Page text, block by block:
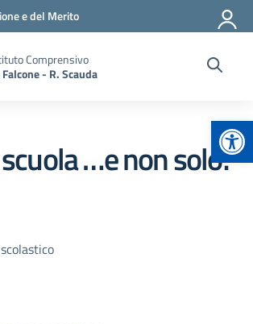
e del Merito
Comprensivo
Falcone - R. Scauda
…e non solo!”